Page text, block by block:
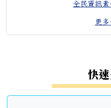
全民資訊
更
快